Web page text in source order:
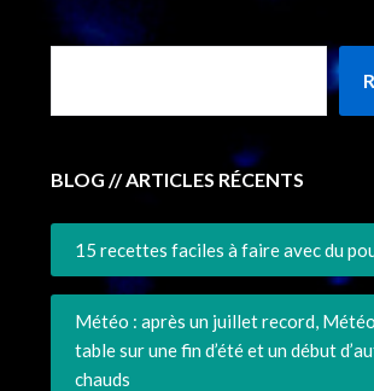
BLOG // ARTICLES RÉCENTS
15 recettes faciles à faire avec du
Météo : après un juillet record,
table sur une fin d’été et un début
chauds